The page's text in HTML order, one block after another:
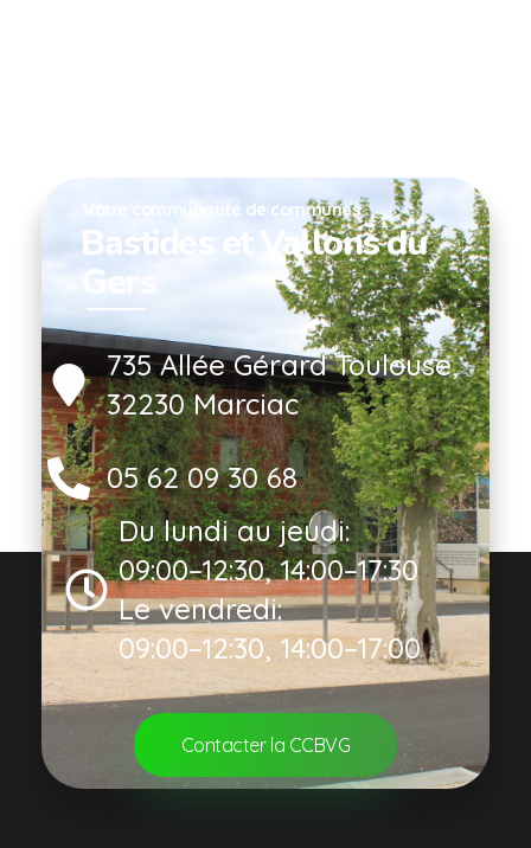
Votre communauté de communes
Bastides et Vallons du
Gers
735 Allée Gérard Toulouse,
32230 Marciac
05 62 09 30 68
Du lundi au jeudi:
09:00–12:30, 14:00–17:30
Le vendredi:
09:00–12:30, 14:00–17:00
Contacter la CCBVG